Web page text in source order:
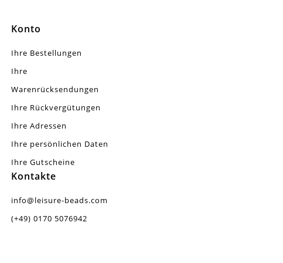
Konto
Ihre Bestellungen
Ihre
Warenrücksendungen
Ihre Rückvergütungen
Ihre Adressen
Ihre persönlichen Daten
Ihre Gutscheine
Kontakte
info@leisure-beads.com
(+49) 0170 5076942